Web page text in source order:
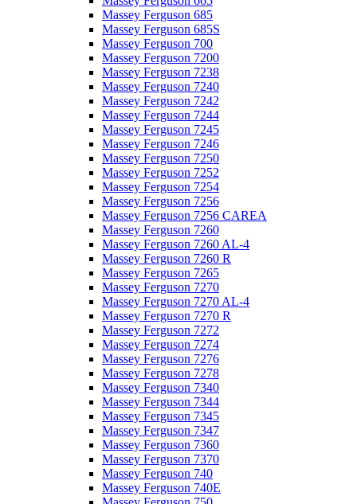
Massey Ferguson 685
Massey Ferguson 685S
Massey Ferguson 700
Massey Ferguson 7200
Massey Ferguson 7238
Massey Ferguson 7240
Massey Ferguson 7242
Massey Ferguson 7244
Massey Ferguson 7245
Massey Ferguson 7246
Massey Ferguson 7250
Massey Ferguson 7252
Massey Ferguson 7254
Massey Ferguson 7256
Massey Ferguson 7256 CAREA
Massey Ferguson 7260
Massey Ferguson 7260 AL-4
Massey Ferguson 7260 R
Massey Ferguson 7265
Massey Ferguson 7270
Massey Ferguson 7270 AL-4
Massey Ferguson 7270 R
Massey Ferguson 7272
Massey Ferguson 7274
Massey Ferguson 7276
Massey Ferguson 7278
Massey Ferguson 7340
Massey Ferguson 7344
Massey Ferguson 7345
Massey Ferguson 7347
Massey Ferguson 7360
Massey Ferguson 7370
Massey Ferguson 740
Massey Ferguson 740E